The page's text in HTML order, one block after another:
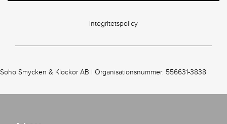
Integritetspolicy
Soho Smycken & Klockor AB | Organisationsnummer: 556631-3838